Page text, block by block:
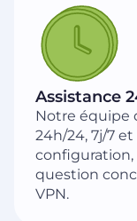
Assistance
Notre équipe
24h/24, 7j/7
question
VPN.